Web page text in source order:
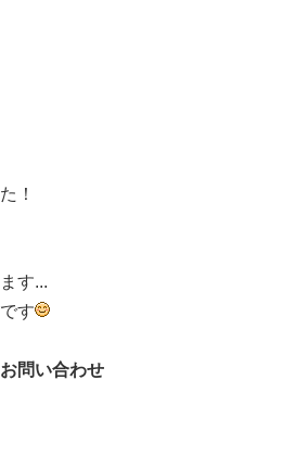
！
す...
す
問い合わせ